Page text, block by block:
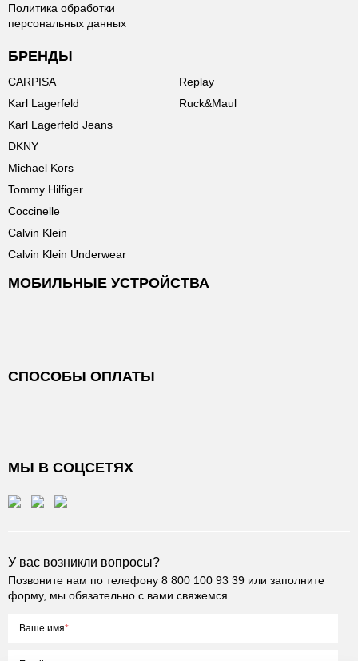
Политика обработки
персональных данных
БРЕНДЫ
CARPISA
Karl Lagerfeld
Karl Lagerfeld Jeans
DKNY
Michael Kors
Tommy Hilfiger
Coccinelle
Calvin Klein
Calvin Klein Underwear
Replay
Ruck&Maul
МОБИЛЬНЫЕ УСТРОЙСТВА
СПОСОБЫ ОПЛАТЫ
МЫ В СОЦСЕТЯХ
У вас возникли вопросы?
Позвоните нам по телефону 8 800 100 93 39 или заполните
форму, мы обязательно с вами свяжемся
Ваше имя